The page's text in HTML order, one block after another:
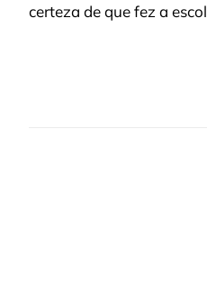
certeza de que fez a